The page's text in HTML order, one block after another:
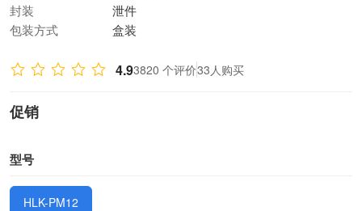
封装
泄件
包装方式
盒装
4.93820 个评价33人购买
促销
型号
HLK-PM12